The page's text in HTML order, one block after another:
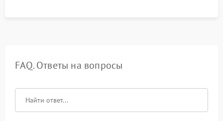
FAQ. Ответы на вопросы